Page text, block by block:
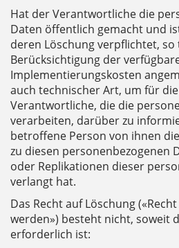
Hat der Verantwortliche die
Daten öffentlich gemacht und
deren Löschung verpflichtet,
Berücksichtigung der
Implementierungskosten
auch technischer Art, um für
Verantwortliche, die die
verarbeiten, darüber zu
betroffene Person von ihnen
zu diesen personenbezogenen
oder Replikationen dieser
verlangt hat.
Das Recht auf Löschung
werden») besteht nicht, soweit
erforderlich ist: